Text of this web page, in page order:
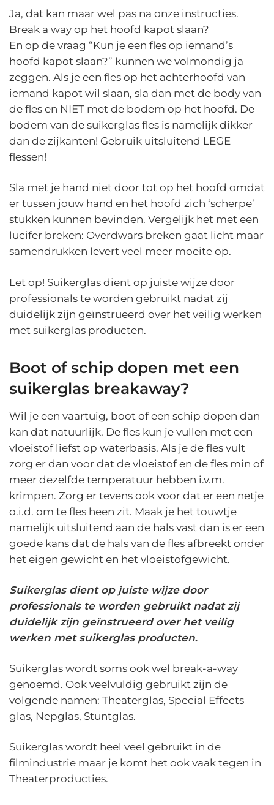
Ja, dat kan maar wel pas na onze instructies.
Break a way op het hoofd kapot slaan?
En op de vraag “Kun je een fles op iemand’s
hoofd kapot slaan?” kunnen we volmondig ja
zeggen. Als je een fles op het achterhoofd van
iemand kapot wil slaan, sla dan met de body van
de fles en NIET met de bodem op het hoofd. De
bodem van de suikerglas fles is namelijk dikker
dan de zijkanten! Gebruik uitsluitend LEGE
flessen!
Sla met je hand niet door tot op het hoofd omdat
er tussen jouw hand en het hoofd zich ‘scherpe’
stukken kunnen bevinden. Vergelijk het met een
lucifer breken: Overdwars breken gaat licht maar
samendrukken levert veel meer moeite op.
Let op! Suikerglas dient op juiste wijze door
professionals te worden gebruikt nadat zij
duidelijk zijn geïnstrueerd over het veilig werken
met suikerglas producten.
Boot of schip dopen met een
suikerglas breakaway?
Wil je een vaartuig, boot of een schip dopen dan
kan dat natuurlijk. De fles kun je vullen met een
vloeistof liefst op waterbasis. Als je de fles vult
zorg er dan voor dat de vloeistof en de fles min of
meer dezelfde temperatuur hebben i.v.m.
krimpen. Zorg er tevens ook voor dat er een netje
o.i.d. om te fles heen zit. Maak je het touwtje
namelijk uitsluitend aan de hals vast dan is er een
goede kans dat de hals van de fles afbreekt onder
het eigen gewicht en het vloeistofgewicht.
Suikerglas dient op juiste wijze door
professionals te worden gebruikt nadat zij
duidelijk zijn geïnstrueerd over het veilig
werken met suikerglas producten.
Suikerglas wordt soms ook wel break-a-way
genoemd. Ook veelvuldig gebruikt zijn de
volgende namen: Theaterglas, Special Effects
glas, Nepglas, Stuntglas.
Suikerglas wordt heel veel gebruikt in de
filmindustrie maar je komt het ook vaak tegen in
Theaterproducties.